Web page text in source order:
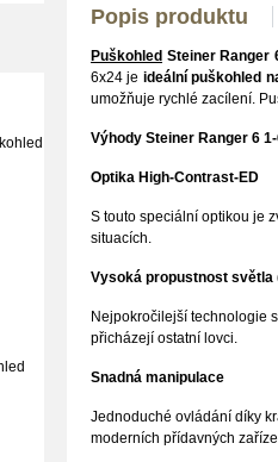
Popis produktu
Puškohled Steiner Ranger
6x24 je ideální puškohled
umožňuje rychlé zacílení.
Výhody Steiner Ranger 6
Optika High-Contrast-ED
S touto speciální optikou je
situacích.
Vysoká propustnost světla
Nejpokročilejší technologie
přicházejí ostatní lovci.
Snadná manipulace
Jednoduché ovládání díky
moderních přídavných